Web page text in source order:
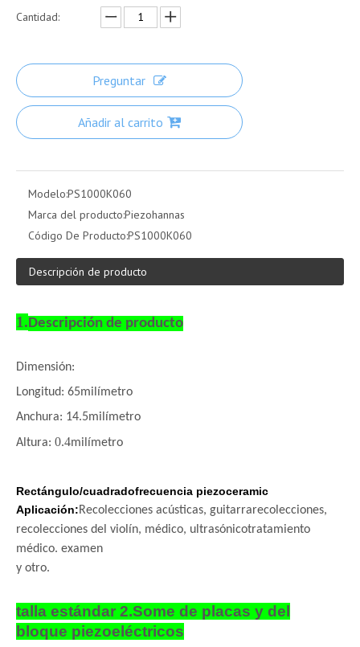
Cantidad:
Preguntar
Añadir al carrito
Modelo:PS1000K060
Marca del producto:Piezohannas
Código De Producto:PS1000K060
Descripción de producto
1. Descripción de producto
Dimensión:
Longitud: 65milímetro
Anchura: 14.5milímetro
Altura: 0.4milímetro
Rectángulo/cuadradofrecuencia piezoceramic
Aplicación:Recolecciones acústicas, guitarrarecolecciones,
recolecciones del violín, médico, ultrasónicotratamiento
médico. examen
y otro.
talla estándar 2.Some de placas y del
bloque piezoeléctricos